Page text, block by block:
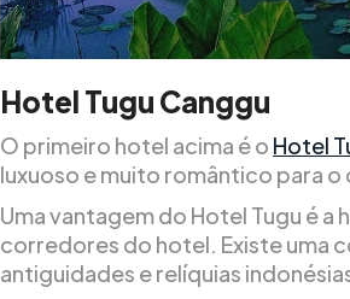
Hotel Tugu Canggu
O primeiro hotel acima é o Hotel
luxuoso e muito romântico para
Uma vantagem do Hotel Tugu é
corredores do hotel. Existe uma
antiguidades e relíquias